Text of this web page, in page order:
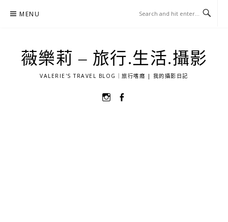
MENU
薇樂莉 – 旅行.生活.攝影
VALERIE'S TRAVEL BLOG｜旅行嗜癮 | 我的攝影日記
選